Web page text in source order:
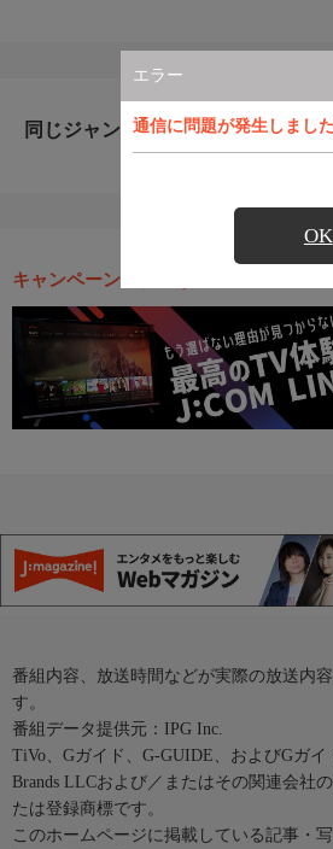
エラー
通信に問題が発生しまし
OK
同じジャンルのおすすめ番組
キャンペーン・お得な情報
番組内容、放送時間などが実際の放送内
す。
番組データ提供元：IPG Inc.
TiVo、Gガイド、G-GUIDE、およびGガ
Brands LLCおよび／またはその関連会社
たは登録商標です。
このホームページに掲載している記事・